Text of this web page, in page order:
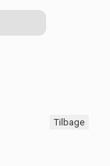
Tilbage